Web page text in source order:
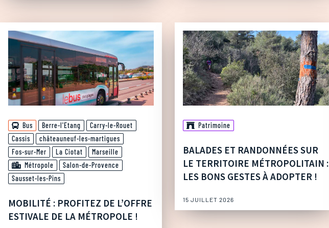
Bus Berre-l'Etang
Carry-le-Rouet
Cassis
châteauneuf-les-martigues
Fos-sur-Mer
La Ciotat
Marseille
Métropole
Salon-de-Provence
Sausset-les-Pins
MOBILITÉ : PROFITEZ DE L’OFFRE
ESTIVALE DE LA MÉTROPOLE !
Patrimoine
BALADES ET RANDONNÉES SUR
LE TERRITOIRE MÉTROPOLITAIN :
LES BONS GESTES À ADOPTER !
15 JUILLET 2026